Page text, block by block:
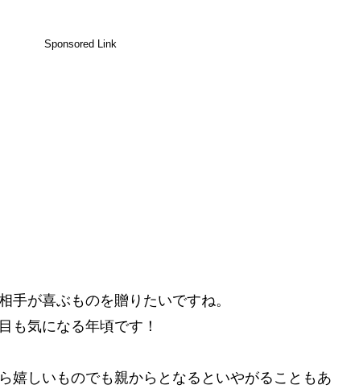
Sponsored Link
手が喜ぶものを贈りたいですね。
も気になる年頃です！
嬉しいものでも親からとなるといやがることもあ